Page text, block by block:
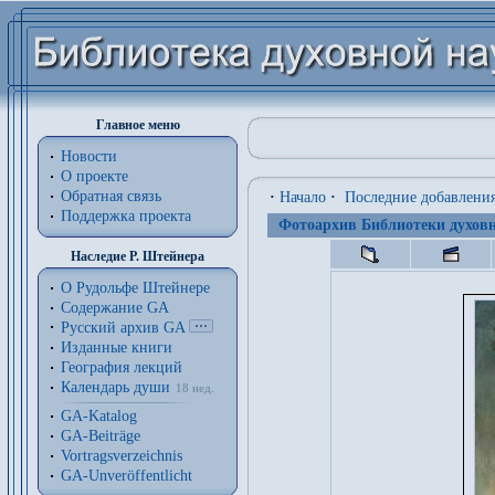
Главное меню
Новости
О проекте
Обратная связь
Поддержка проекта
Наследие Р. Штейнера
О Рудольфе Штейнере
Содержание GA
Русский архив GA
Изданные книги
География лекций
Календарь души
18 нед.
GA-Katalog
GA-Beiträge
Vortragsverzeichnis
GA-Unveröffentlicht
· Начало · Последние
Фотоархив Библиотеки